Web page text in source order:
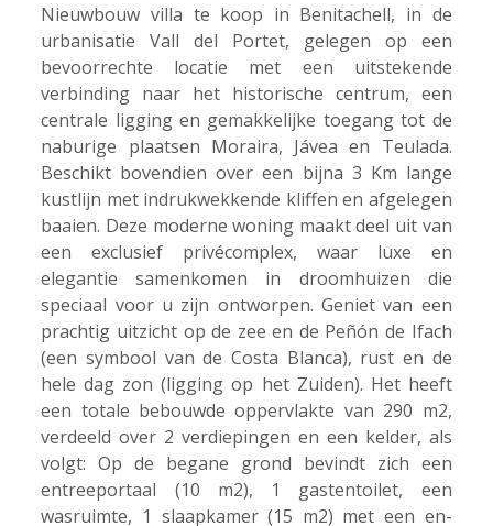
Nieuwbouw villa te koop in Benitachell, in de
urbanisatie Vall del Portet, gelegen op een
bevoorrechte locatie met een uitstekende
verbinding naar het historische centrum, een
centrale ligging en gemakkelijke toegang tot de
naburige plaatsen Moraira, Jávea en Teulada.
Beschikt bovendien over een bijna 3 Km lange
kustlijn met indrukwekkende kliffen en afgelegen
baaien. Deze moderne woning maakt deel uit van
een exclusief privécomplex, waar luxe en
elegantie samenkomen in droomhuizen die
speciaal voor u zijn ontworpen. Geniet van een
prachtig uitzicht op de zee en de Peñón de Ifach
(een symbool van de Costa Blanca), rust en de
hele dag zon (ligging op het Zuiden). Het heeft
een totale bebouwde oppervlakte van 290 m2,
verdeeld over 2 verdiepingen en een kelder, als
volgt: Op de begane grond bevindt zich een
entreeportaal (10 m2), 1 gastentoilet, een
wasruimte, 1 slaapkamer (15 m2) met een en-